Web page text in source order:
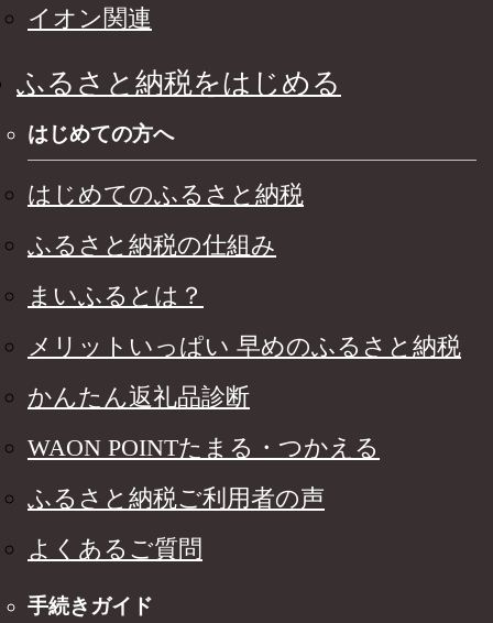
イオン関連
ふるさと納税をはじめる
はじめての方へ
はじめてのふるさと納税
ふるさと納税の仕組み
まいふるとは？
メリットいっぱい 早めのふるさと納税
かんたん返礼品診断
WAON POINTたまる・つかえる
ふるさと納税ご利用者の声
よくあるご質問
手続きガイド